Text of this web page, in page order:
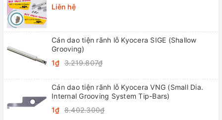
Liên hệ
Cán dao tiện rãnh lỗ Kyocera SIGE (Shallow
Grooving)
1₫ 3.219.807₫
Cán dao tiện rãnh lỗ Kyocera VNG (Small Dia.
Internal Grooving System Tip-Bars)
1₫ 8.402.300₫